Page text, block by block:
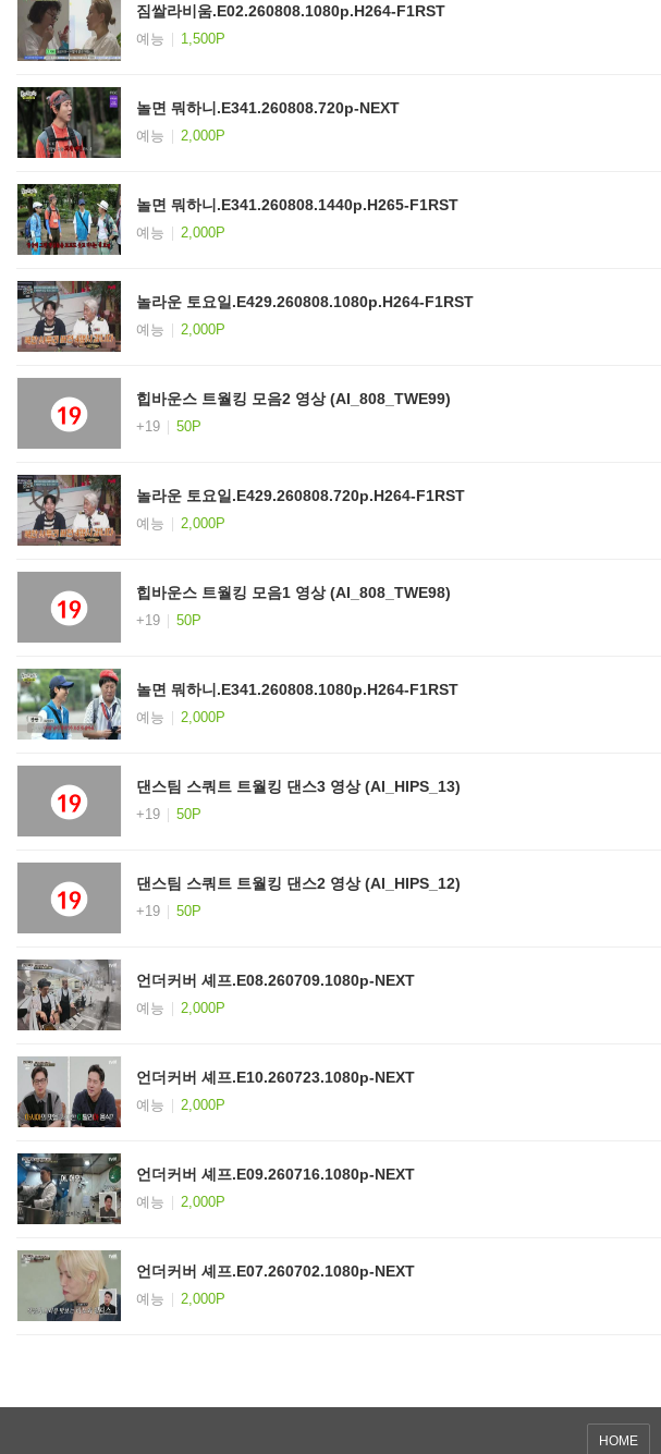
짐쌀라비움.E02.260808.1080p.H264-F1RST
예능 1,500P
놀면 뭐하니.E341.260808.720p-NEXT
예능 2,000P
놀면 뭐하니.E341.260808.1440p.H265-F1RST
예능 2,000P
놀라운 토요일.E429.260808.1080p.H264-F1RST
예능 2,000P
힙바운스 트월킹 모음2 영상 (AI_808_TWE99)
+19 50P
놀라운 토요일.E429.260808.720p.H264-F1RST
예능 2,000P
힙바운스 트월킹 모음1 영상 (AI_808_TWE98)
+19 50P
놀면 뭐하니.E341.260808.1080p.H264-F1RST
예능 2,000P
댄스팀 스쿼트 트월킹 댄스3 영상 (AI_HIPS_13)
+19 50P
댄스팀 스쿼트 트월킹 댄스2 영상 (AI_HIPS_12)
+19 50P
언더커버 셰프.E08.260709.1080p-NEXT
예능 2,000P
언더커버 셰프.E10.260723.1080p-NEXT
예능 2,000P
언더커버 셰프.E09.260716.1080p-NEXT
예능 2,000P
언더커버 셰프.E07.260702.1080p-NEXT
예능 2,000P
HOME